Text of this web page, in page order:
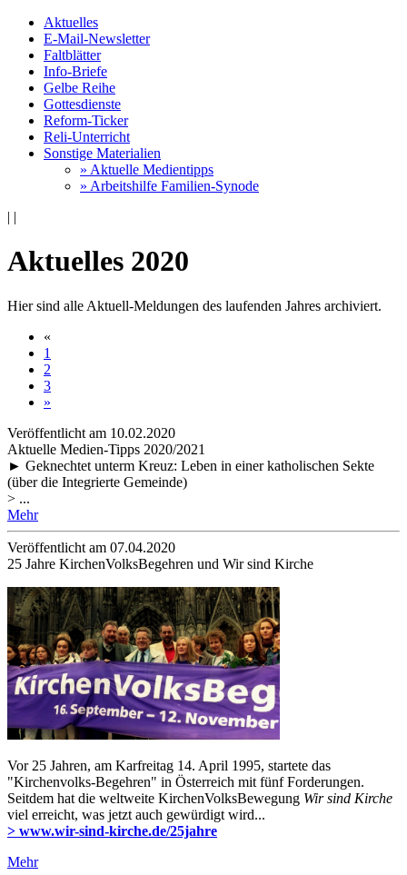
Aktuelles
E-Mail-Newsletter
Faltblätter
Info-Briefe
Gelbe Reihe
Gottesdienste
Reform-Ticker
Reli-Unterricht
Sonstige Materialien
» Aktuelle Medientipps
» Arbeitshilfe Familien-Synode
| |
Aktuelles 2020
Hier sind alle Aktuell-Meldungen des laufenden Jahres archiviert.
«
1
2
3
»
Veröffentlicht am 10­.02.2020
Aktuelle Medien-Tipps 2020/2021
► Geknechtet unterm Kreuz: Leben in einer katholischen Sekte
(über die Integrierte Gemeinde)
> ...
Mehr
Veröffentlicht am 07­.04.2020
25 Jahre KirchenVolksBegehren und Wir sind Kirche
Vor 25 Jahren, am Karfreitag 14. April 1995, startete das
"Kirchenvolks-Begehren" in Österreich mit fünf Forderungen.
Seitdem hat die weltweite KirchenVolksBewegung Wir sind Kirche
viel erreicht, was jetzt auch gewürdigt wird...
> www.wir-sind-kirche.de/25jahre
Mehr